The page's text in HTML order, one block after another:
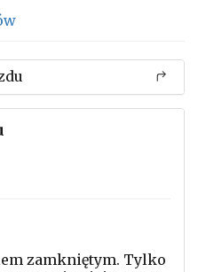
zamkniętym. Tylko